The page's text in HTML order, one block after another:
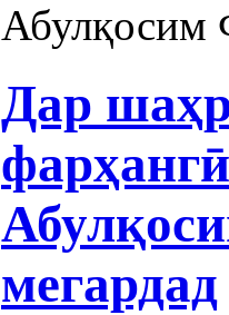
Абулқосим
Дар
мегардад